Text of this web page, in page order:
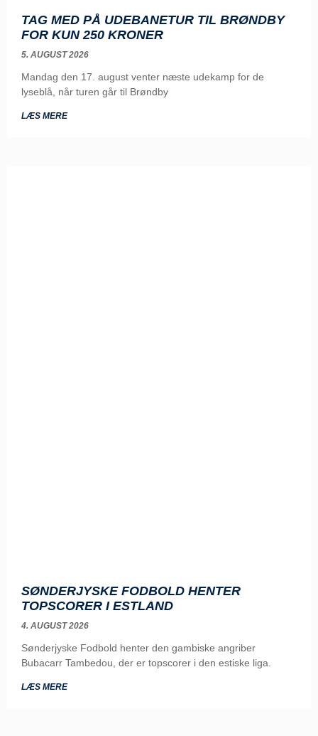
TAG MED PÅ UDEBANETUR TIL BRØNDBY
FOR KUN 250 KRONER
5. AUGUST 2026
Mandag den 17. august venter næste udekamp for de
lyseblå, når turen går til Brøndby
LÆS MERE
SØNDERJYSKE FODBOLD HENTER
TOPSCORER I ESTLAND
4. AUGUST 2026
Sønderjyske Fodbold henter den gambiske angriber
Bubacarr Tambedou, der er topscorer i den estiske liga.
LÆS MERE